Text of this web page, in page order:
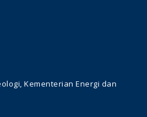
Kementerian Energi dan